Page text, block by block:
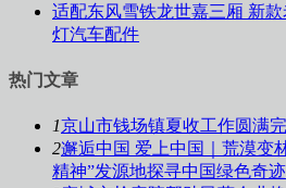
适配东风雪铁龙世嘉三厢 新
灯汽车配件
热门文章
1京山市钱场镇夏收工作圆满
2邂逅中国 爱上中国｜荒漠变
精神”发源地探寻中国绿色奇迹